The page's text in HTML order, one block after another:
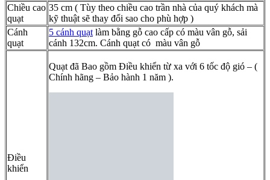
Chiều cao
quạt
35 cm ( Tùy theo chiều cao trần nhà của quý khách mà
kỹ thuật sẽ thay đổi sao cho phù hợp )
Cánh
quạt
5 cánh quạt làm bằng gỗ cao cấp có màu vân gỗ, sải
cánh 132cm. Cánh quạt có màu vân gỗ
Điều
khiển
Quạt đã Bao gồm Điều khiển từ xa với 6 tốc độ gió – (
Chính hãng – Bảo hành 1 năm ).